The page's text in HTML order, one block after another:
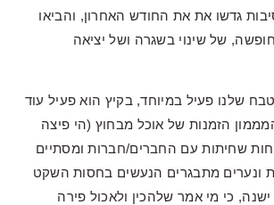
גדשו את את החודש האחרון, והביאו
של שינוי בשגרה ושל יציאה
שלנו פעיל במיוחד, בקיץ הוא פעיל עוד
הזמנות של אוכל מבחוץ (הי פיצה
שחיתות עם החברים/חברות ומסתיים
ונערים מתבגרים הנעשים בחסות השקט
כי מי אמר שלהכין ולאכול פירה